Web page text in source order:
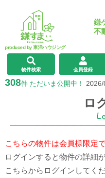
produced by 東洋ハウジング
鎌
不
物件検索 会員登録
308件 ただいま公開中！
ロ
こちらの物件は会員様限定
ログインすると物件の詳細
こちらからログインしてくだ